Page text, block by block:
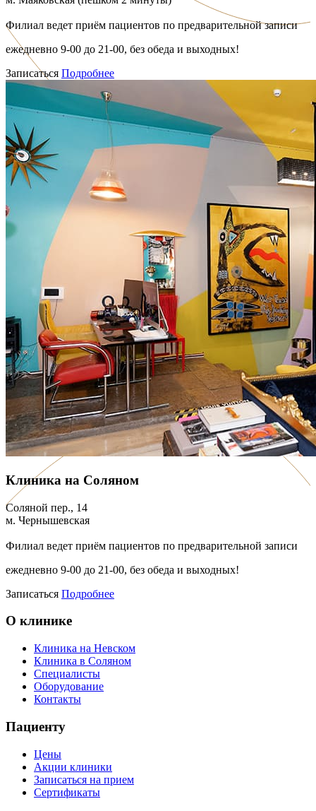
Филиал ведет приём пациентов по предварительной записи
ежедневно 9-00 до 21-00, без обеда и выходных!
Записаться Подробнее
Клиника на Соляном
Соляной пер., 14
м. Чернышевская
Филиал ведет приём пациентов по предварительной записи
ежедневно 9-00 до 21-00, без обеда и выходных!
Записаться Подробнее
О клинике
Клиника на Невском
Клиника в Соляном
Специалисты
Оборудование
Контакты
Пациенту
Цены
Акции клиники
Записаться на прием
Сертификаты